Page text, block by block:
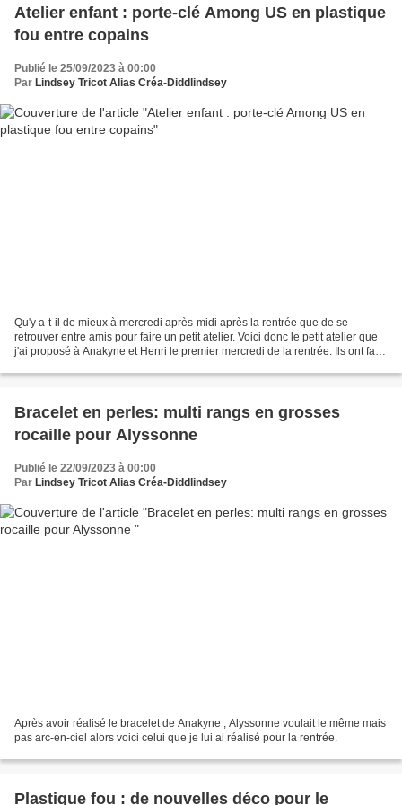
Atelier enfant : porte-clé Among US en plastique
fou entre copains
Publié le 25/09/2023 à 00:00
Par Lindsey Tricot Alias Créa-Diddlindsey
Qu'y a-t-il de mieux à mercredi après-midi après la rentrée que de se
retrouver entre amis pour faire un petit atelier. Voici donc le petit atelier que
j'ai proposé à Anakyne et Henri le premier mercredi de la rentrée. Ils ont fait
Bracelet en perles: multi rangs en grosses
rocaille pour Alyssonne
Publié le 22/09/2023 à 00:00
Par Lindsey Tricot Alias Créa-Diddlindsey
Après avoir réalisé le bracelet de Anakyne , Alyssonne voulait le même mais
pas arc-en-ciel alors voici celui que je lui ai réalisé pour la rentrée.
Plastique fou : de nouvelles déco pour le